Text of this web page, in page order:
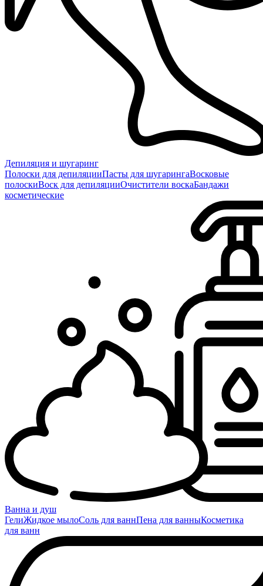
Депиляция и шугаринг
Полоски для депиляцииПасты для шугарингаВосковые
полоскиВоск для депиляцииОчистители воскаБандажи
косметические
Ванна и душ
ГелиЖидкое мылоСоль для ваннПена для ванныКосметика
для ванн